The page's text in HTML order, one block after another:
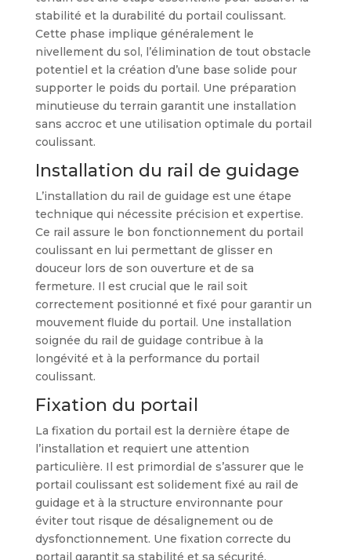
stabilité et la durabilité du portail coulissant.
Cette phase implique généralement le
nivellement du sol, l’élimination de tout obstacle
potentiel et la création d’une base solide pour
supporter le poids du portail. Une préparation
minutieuse du terrain garantit une installation
sans accroc et une utilisation optimale du portail
coulissant.
Installation du rail de guidage
L’installation du rail de guidage est une étape
technique qui nécessite précision et expertise.
Ce rail assure le bon fonctionnement du portail
coulissant en lui permettant de glisser en
douceur lors de son ouverture et de sa
fermeture. Il est crucial que le rail soit
correctement positionné et fixé pour garantir un
mouvement fluide du portail. Une installation
soignée du rail de guidage contribue à la
longévité et à la performance du portail
coulissant.
Fixation du portail
La fixation du portail est la dernière étape de
l’installation et requiert une attention
particulière. Il est primordial de s’assurer que le
portail coulissant est solidement fixé au rail de
guidage et à la structure environnante pour
éviter tout risque de désalignement ou de
dysfonctionnement. Une fixation correcte du
portail garantit sa stabilité et sa sécurité,